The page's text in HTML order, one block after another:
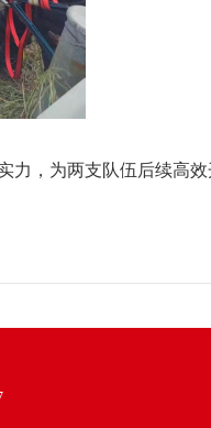
，为两支队伍后续高效